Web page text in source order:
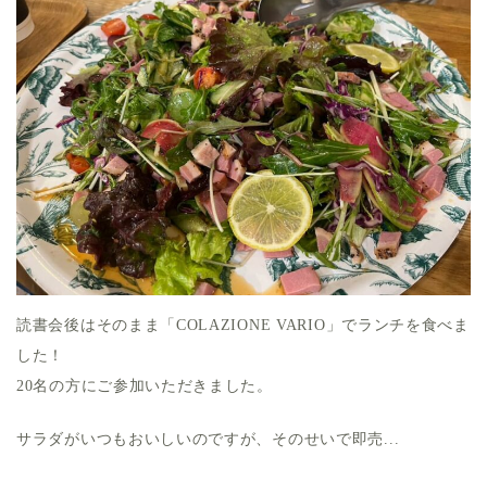
読書会後はそのまま「COLAZIONE VARIO」でランチを食べま
した！
20名の方にご参加いただきました。
サラダがいつもおいしいのですが、そのせいで即売...